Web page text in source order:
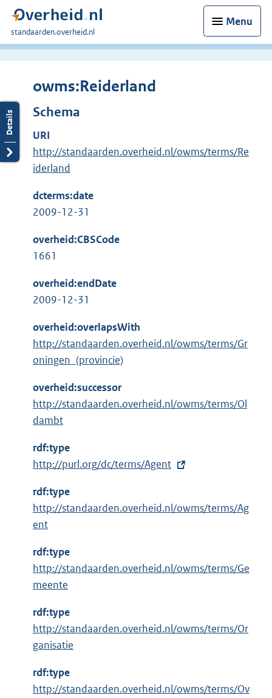
Menu
U
bent
standaarden.overheid.nl
owms:Reiderland
Schema
URI
http://standaarden.overheid.nl/owms/terms/Re
iderland
dcterms:date
2009-12-31
overheid:CBSCode
1661
overheid:endDate
2009-12-31
overheid:overlapsWith
http://standaarden.overheid.nl/owms/terms/Gr
oningen_(provincie)
overheid:successor
http://standaarden.overheid.nl/owms/terms/Ol
dambt
rdf:type
E
t
e
r
e
n
k
:
http://purl.org/dc/terms/Agent
rdf:type
http://standaarden.overheid.nl/owms/terms/Ag
ent
rdf:type
http://standaarden.overheid.nl/owms/terms/Ge
meente
rdf:type
http://standaarden.overheid.nl/owms/terms/Or
ganisatie
rdf:type
http://standaarden.overheid.nl/owms/terms/Ov